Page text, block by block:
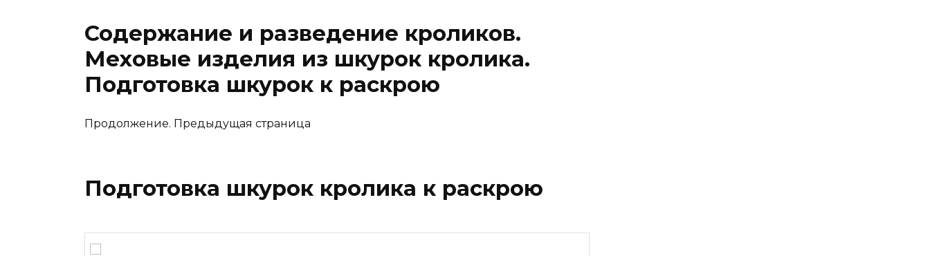
Содержание и разведение кроликов.
Меховые изделия из шкурок кролика.
Подготовка шкурок к раскрою
Продолжение. Предыдущая страница
Подготовка шкурок кролика к раскрою